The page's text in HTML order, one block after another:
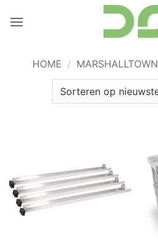
naar
HOME / MARSHALLTOWN